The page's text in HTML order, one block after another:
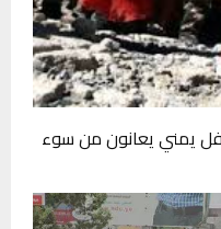
يمني يعانون من سوء